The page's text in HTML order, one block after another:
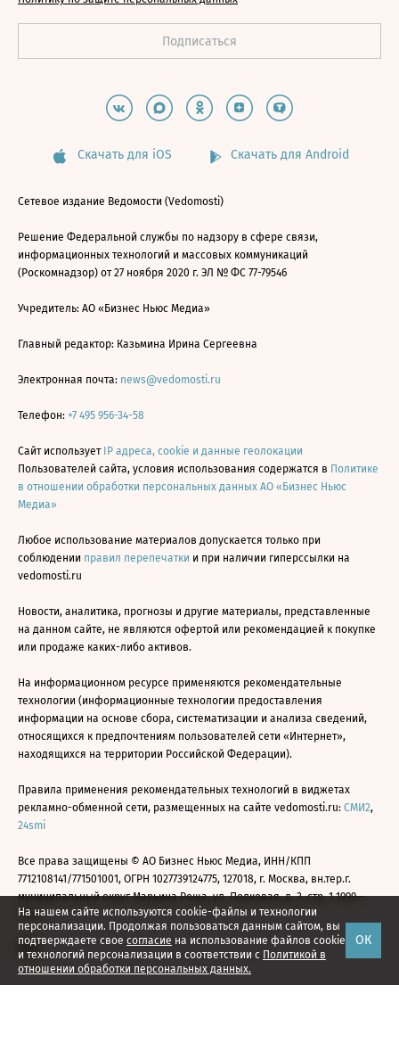
На нашем сайте используются cookie-файлы и технологии
персонализации. Продолжая пользоваться данным сайтом, вы
подтверждаете свое согласие на использование файлов cookie
и технологий персонализации в соответствии с Политикой в
отношении обработки персональных данных.
ОК
Скачать для iOS Скачать для Android
Сетевое издание Ведомости (Vedomosti)
Решение Федеральной службы по надзору в сфере связи,
информационных технологий и массовых коммуникаций
(Роскомнадзор) от 27 ноября 2020 г. ЭЛ № ФС 77-79546
Учредитель: АО «Бизнес Ньюс Медиа»
Главный редактор: Казьмина Ирина Сергеевна
Электронная почта: news@vedomosti.ru
Телефон: +7 495 956-34-58
Сайт использует IP адреса, cookie и данные геолокации
Пользователей сайта, условия использования содержатся в Политике
в отношении обработки персональных данных АО «Бизнес Ньюс
Медиа»
Любое использование материалов допускается только при
соблюдении правил перепечатки и при наличии гиперссылки на
vedomosti.ru
Новости, аналитика, прогнозы и другие материалы, представленные
на данном сайте, не являются офертой или рекомендацией к покупке
или продаже каких-либо активов.
На информационном ресурсе применяются рекомендательные
технологии (информационные технологии предоставления
информации на основе сбора, систематизации и анализа сведений,
относящихся к предпочтениям пользователей сети «Интернет»,
находящихся на территории Российской Федерации).
Правила применения рекомендательных технологий в виджетах
рекламно-обменной сети, размещенных на сайте vedomosti.ru: СМИ2,
24smi
Все права защищены © АО Бизнес Ньюс Медиа, ИНН/КПП
7712108141/771501001, ОГРН 1027739124775, 127018, г. Москва, вн.тер.г.
муниципальный округ Марьина Роща, ул. Полковая, д. 3, стр. 1 1999—
2026